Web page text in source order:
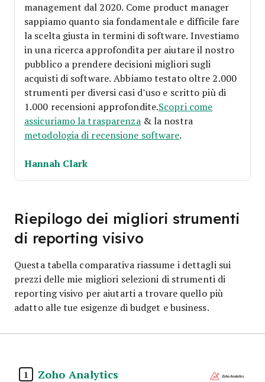
management dal 2020. Come product manager
sappiamo quanto sia fondamentale e difficile fare
la scelta giusta in termini di software. Investiamo
in una ricerca approfondita per aiutare il nostro
pubblico a prendere decisioni migliori sugli
acquisti di software. Abbiamo testato oltre 2.000
strumenti per diversi casi d’uso e scritto più di
1.000 recensioni approfondite.Scopri come
assicuriamo la trasparenza & la nostra
metodologia di recensione software.
Hannah Clark
Riepilogo dei migliori strumenti
di reporting visivo
Questa tabella comparativa riassume i dettagli sui
prezzi delle mie migliori selezioni di strumenti di
reporting visivo per aiutarti a trovare quello più
adatto alle tue esigenze di budget e business.
1 Zoho Analytics